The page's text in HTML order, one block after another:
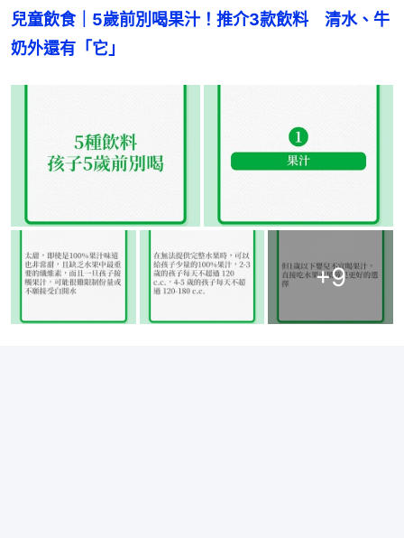
兒童飲食｜5歲前別喝果汁！推介3款飲料　清水、牛
奶外還有「它」
+9